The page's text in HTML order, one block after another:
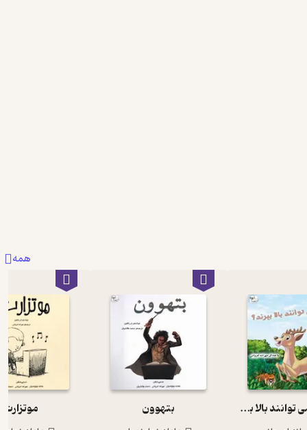
همه
چرا آهوها می توانند بالا بپرند؟ بتهوون موتزارت